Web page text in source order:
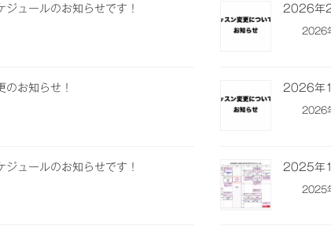
ュールのお知らせです！ 2026年2
2026
お知らせ！ 2026年1
2026
ュールのお知らせです！ 2025年
2025